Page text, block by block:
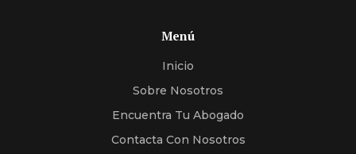
Menú
Inicio
Sobre Nosotros
Encuentra Tu Abogado
Contacta Con Nosotros